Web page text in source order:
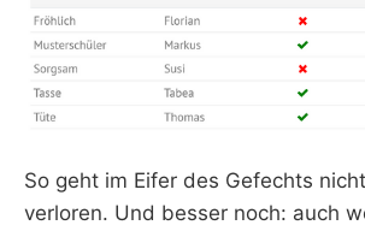
So geht im Eifer des Gefechts
verloren. Und besser noch: auch